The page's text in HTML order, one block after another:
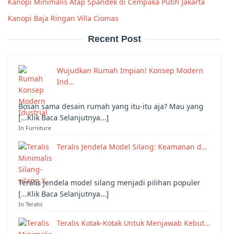
Kanopi Baja Ringan Villa Ciomas
Recent Post
Wujudkan Rumah Impian! Konsep Modern
Ind…
Bosan sama desain rumah yang itu-itu aja? Mau yang
[...Klik Baca Selanjutnya...]
In Furniture
Teralis Jendela Model Silang: Keamanan d…
Teralis jendela model silang menjadi pilihan populer
[...Klik Baca Selanjutnya...]
In Teralis
Teralis Kotak-Kotak Untuk Menjawab Kebut…